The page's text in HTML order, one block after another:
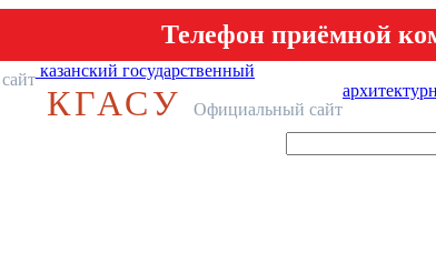
Телефон приёмной
казанский государственный
КГАСУ Официальный сайт